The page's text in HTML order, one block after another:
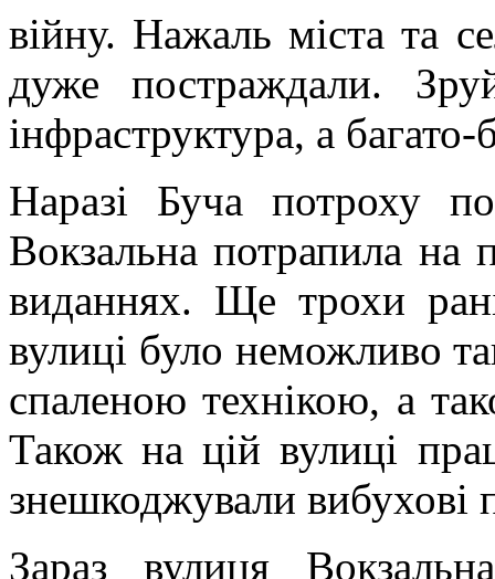
війну. Нажаль міста та
дуже постраждали.
інфраструктура, а
Наразі Буча потроху
Вокзальна потрапила на
виданнях. Ще трохи
вулиці було неможливо
спаленою технікою, а
Також на цій вулиці
знешкоджували вибухові
Зараз вулиця